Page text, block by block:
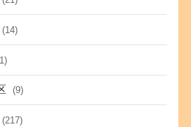
(14)
(9)
(217)